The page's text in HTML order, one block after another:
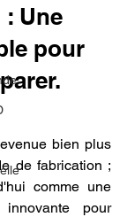
Une
pour
bien plus
de fabrication ;
comme une
pour